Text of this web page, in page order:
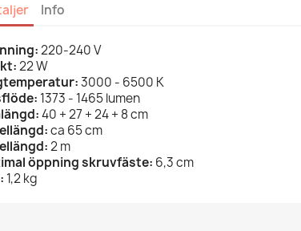
Info
220-240 V
22 W
3000 - 6500 K
1373 - 1465 lumen
40 + 27 + 24 + 8 cm
ca 65 cm
2 m
öppning skruvfäste: 6,3 cm
1,2 kg